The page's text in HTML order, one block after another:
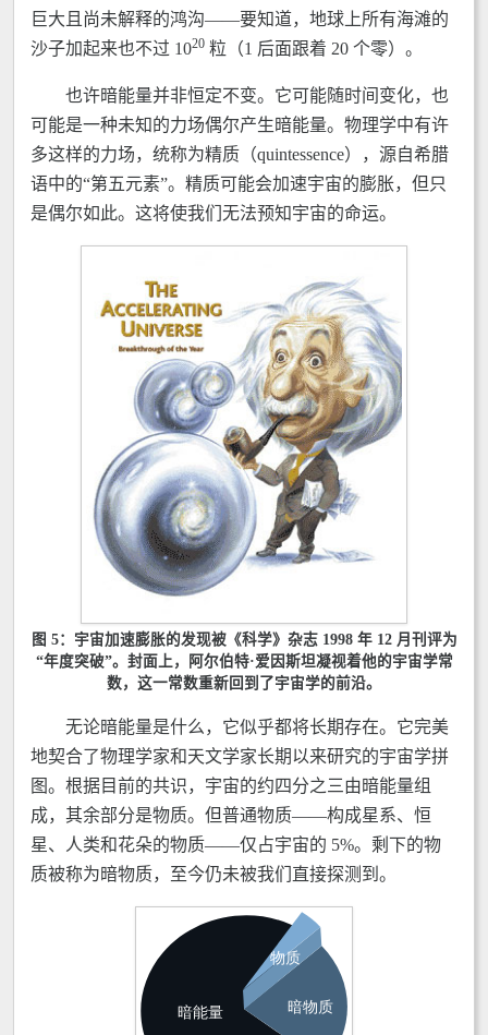
巨大且尚未解释的鸿沟——要知道，地球上所有海滩的
沙子加起来也不过 1020 粒（1 后面跟着 20 个零）。
也许暗能量并非恒定不变。它可能随时间变化，也
可能是一种未知的力场偶尔产生暗能量。物理学中有许
多这样的力场，统称为精质（quintessence），源自希腊
语中的“第五元素”。精质可能会加速宇宙的膨胀，但只
是偶尔如此。这将使我们无法预知宇宙的命运。
图 5：宇宙加速膨胀的发现被《科学》杂志 1998 年 12 月刊评为
“年度突破”。封面上，阿尔伯特·爱因斯坦凝视着他的宇宙学常
数，这一常数重新回到了宇宙学的前沿。
无论暗能量是什么，它似乎都将长期存在。它完美
地契合了物理学家和天文学家长期以来研究的宇宙学拼
图。根据目前的共识，宇宙的约四分之三由暗能量组
成，其余部分是物质。但普通物质——构成星系、恒
星、人类和花朵的物质——仅占宇宙的 5%。剩下的物
质被称为暗物质，至今仍未被我们直接探测到。